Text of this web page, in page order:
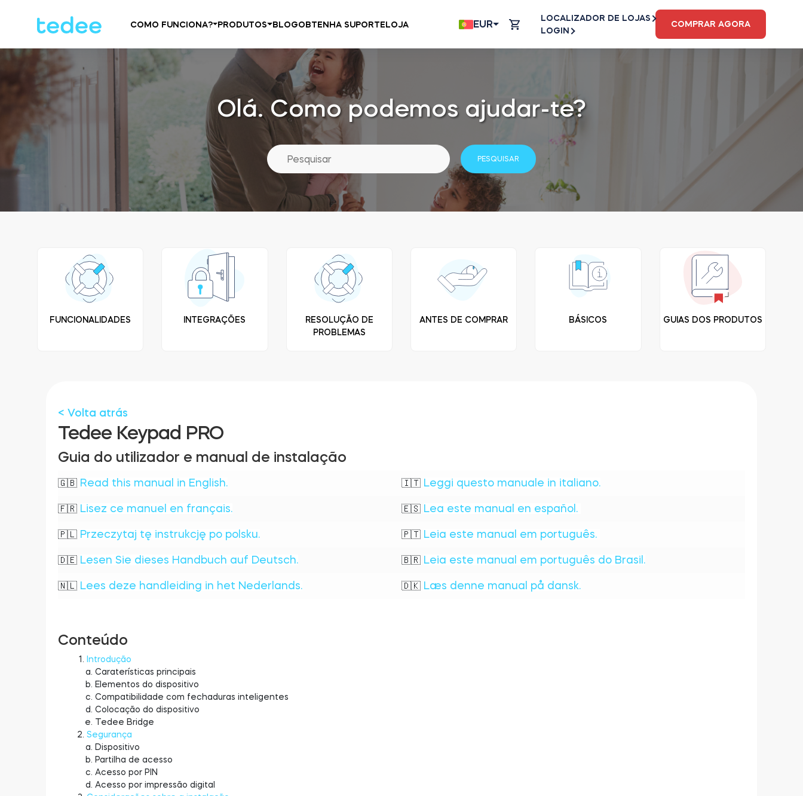
COMO FUNCIONA? PRODUTOS BLOGOBTENHA SUPORTELOJA EUR
LOCALIZADOR DE LOJAS
LOGIN
COMPRAR AGORA
Olá. Como podemos ajudar-te?
FUNCIONALIDADES INTEGRAÇÕES
RESOLUÇÃO DE
PROBLEMAS
ANTES DE COMPRAR BÁSICOS GUIAS DOS PRODUTOS
< Volta atrás
Tedee Keypad PRO
Guia do utilizador e manual de instalação
🇬🇧 Read this manual in English. 🇮🇹 Leggi questo manuale in italiano.
🇫🇷 Lisez ce manuel en français. 🇪🇸 Lea este manual en español.
🇵🇱 Przeczytaj tę instrukcję po polsku. 🇵🇹 Leia este manual em português.
🇩🇪 Lesen Sie dieses Handbuch auf Deutsch. 🇧🇷 Leia este manual em português do Brasil.
🇳🇱 Lees deze handleiding in het Nederlands. 🇩🇰 Læs denne manual på dansk.
Conteúdo
Introdução
Caraterísticas principais
Elementos do dispositivo
Compatibilidade com fechaduras inteligentes
Colocação do dispositivo
Tedee Bridge
Segurança
Dispositivo
Partilha de acesso
Acesso por PIN
Acesso por impressão digital